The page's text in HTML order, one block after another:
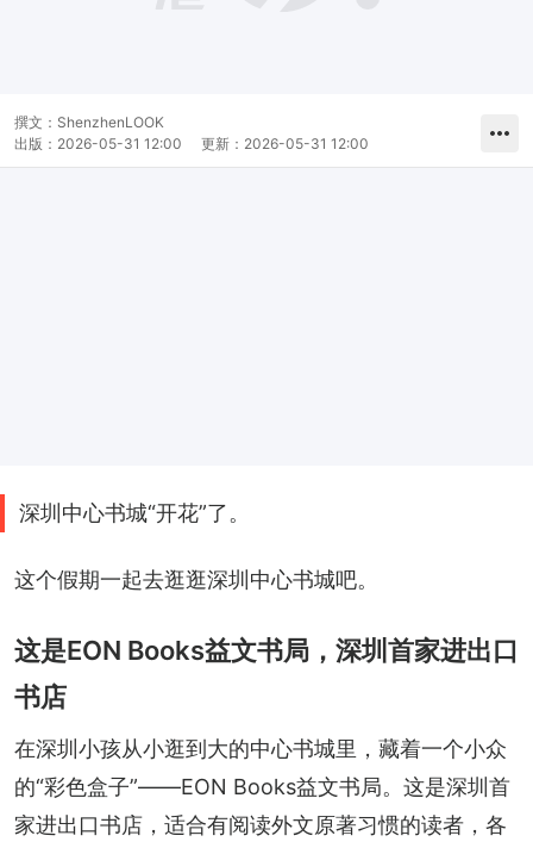
撰文： ShenzhenLOOK
出版： 2026-05-31 12:00 更新： 2026-05-31 12:00
深圳中心书城“开花”了。
这个假期一起去逛逛深圳中心书城吧。
这是EON Books益文书局，深圳首家进出口
书店
在深圳小孩从小逛到大的中心书城里，藏着一个小众
的“彩色盒子”——EON Books益文书局。这是深圳首
家进出口书店，适合有阅读外文原著习惯的读者，各